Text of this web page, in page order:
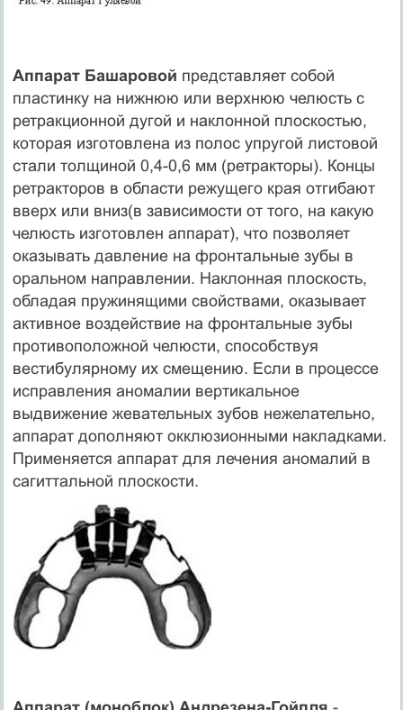
Аппарат Башаровой представляет собой
пластинку на нижнюю или верхнюю челюсть с
ретракционной дугой и наклонной плоскостью,
которая изготовлена из полос упругой листовой
стали толщиной 0,4-0,6 мм (ретракторы). Концы
ретракторов в области режущего края отгибают
вверх или вниз(в зависимости от того, на какую
челюсть изготовлен аппарат), что позволяет
оказывать давление на фронтальные зубы в
оральном направлении. Наклонная плоскость,
обладая пружинящими свойствами, оказывает
активное воздействие на фронтальные зубы
противоположной челюсти, способствуя
вестибулярному их смещению. Если в процессе
исправления аномалии вертикальное
выдвижение жевательных зубов нежелательно,
аппарат дополняют окклюзионными накладками.
Применяется аппарат для лечения аномалий в
сагиттальной плоскости.